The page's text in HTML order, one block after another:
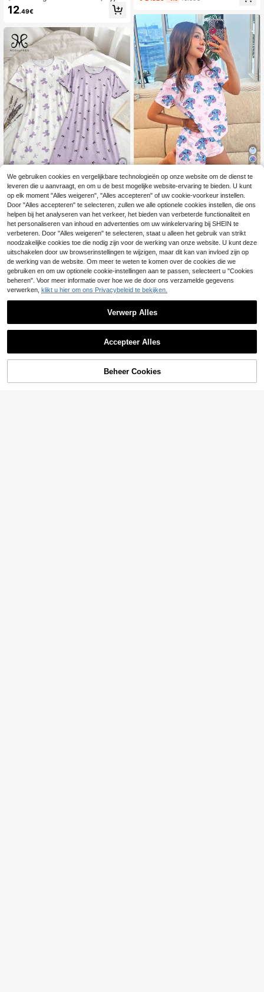
a voor schoolmeisjes, Tween meisje
s Fresh Apricot strikprint lange mou
casual 2-delige loungewear verrass
ings blind box
12.49€
5
MODELY Kids
EU Warehouse 2-delige gebreide nac
htjaponnen voor meisjes met vlinde
rprint, zomer
13 .49€
4
EU Warehouse
SHEIN Set van 2 scha
ttige cartoon blauwe konijnen Lulu,
steekstrikpatroon voor tweenmeisje
s, casual minimalistische ronde hal
s, korte mouwen T-shirt en shorts p
yjamaset, geschikt voor de zomer
12 .86€
SHOP NU
We gebruiken cookies en vergelijkbare technologieën op onze website om de dienst te
leveren die u aanvraagt, en om u de best mogelijke website-ervaring te bieden. U kunt
op elk moment "Alles weigeren", "Alles accepteren" of uw cookie-voorkeur instellen.
Door "Alles accepteren" te selecteren, zullen we alle optionele cookies instellen, die ons
helpen bij het analyseren van het verkeer, het bieden van verbeterde functionaliteit en
het personaliseren van inhoud en advertenties om uw winkelervaring bij SHEIN te
verbeteren. Door "Alles weigeren" te selecteren, staat u alleen het gebruik van strikt
noodzakelijke cookies toe die nodig zijn voor de werking van onze website. U kunt deze
uitschakelen door uw browserinstellingen te wijzigen, maar dit kan van invloed zijn op
de werking van de website. Om meer te weten te komen over de cookies die we
gebruiken en om uw optionele cookie-instellingen aan te passen, selecteert u "Cookies
beheren". Voor meer informatie over hoe we de door ons verzamelde gegevens
verwerken, klikt u hier om ons Privacybeleid te bekijken.
Verwerp Alles
Accepteer Alles
Beheer Cookies